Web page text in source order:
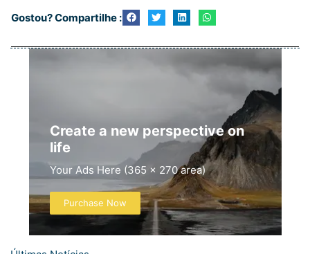
Gostou? Compartilhe :
Create a new perspective on
life
Your Ads Here (365 x 270 area)
Purchase Now